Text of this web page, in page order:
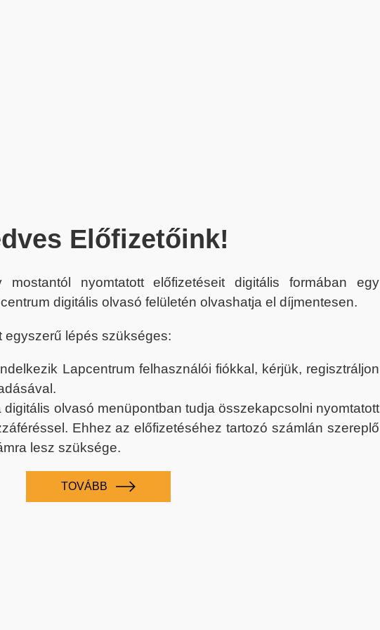
Előfizetőink!
mostantól nyomtatott előfizetéseit digitális formában egy
digitális olvasó felületén olvashatja el díjmentesen.
lépés szükséges:
Lapcentrum felhasználói fiókkal, kérjük, regisztráljon
olvasó menüpontban tudja összekapcsolni nyomtatott
Ehhez az előfizetéséhez tartozó számlán szereplő
lesz szüksége.
TOVÁBB